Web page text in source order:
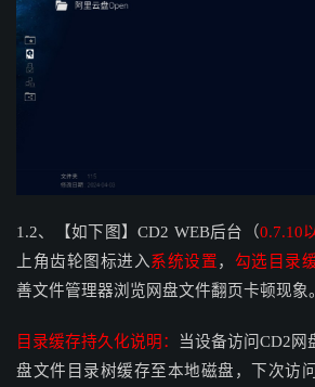
1.2、【如下图】CD2 WEB后台（0.7.10
上角齿轮图标进入系统设置， 勾选目录
善文件管理器浏览网盘文件翻页卡顿现象。
目录缓存持久化说明：
当设备访问CD2网
盘文件目录树缓存至本地磁盘，下次访